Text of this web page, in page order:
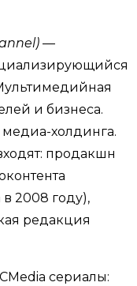
—
и бизнеса.
медиа-холдинга.
продакшн
2008 году),
редакция
сериалы: